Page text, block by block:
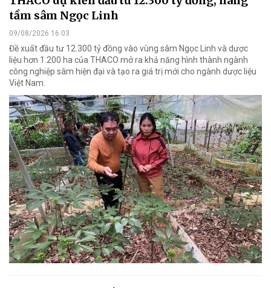
tầm sâm Ngọc Linh
09/08/2026 16:03
Đề xuất đầu tư 12.300 tỷ đồng vào vùng sâm Ngọc Linh và dược
liệu hơn 1.200 ha của THACO mở ra khả năng hình thành ngành
công nghiệp sâm hiện đại và tạo ra giá trị mới cho ngành dược liệu
Việt Nam.